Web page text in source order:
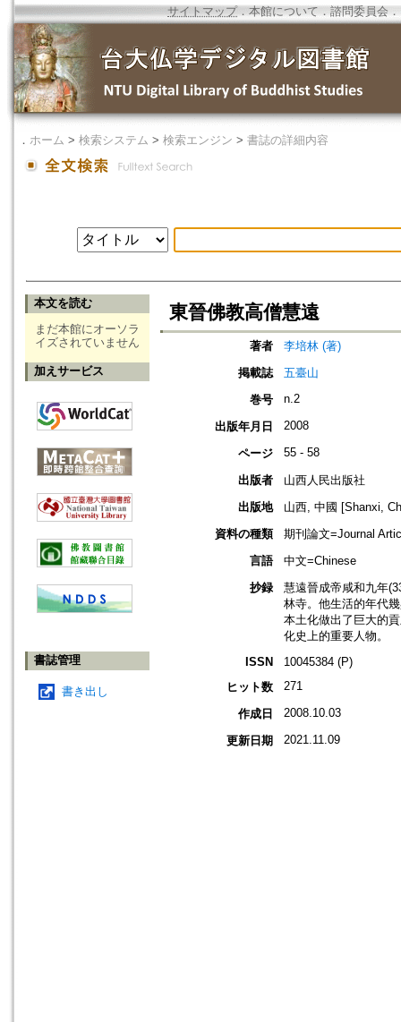
サイトマップ．本館について ． 諮問委員会 ．
． ホーム > 検索システム > 検索エンジン > 書誌の詳細内容
本文を読む
まだ本館にオーソラ
イズされていません
加えサービス
書誌管理
書き出し
東晉佛教高僧慧遠
著者
李培林 (著)
掲載誌
五臺山
巻号
n.2
出版年月日 2008
ページ 55 - 58
出版者
山西人民出版社
出版地
山西, 中國 [Shanxi,
資料の種類
期刊論文=Journal
言語
中文=Chinese
抄録
慧遠晉成帝咸和九年
林寺。他生活的年代
本土化做出了巨大的
化史上的重要人物。
ISSN
10045384 (P)
ヒット数
271
作成日 2008.10.03
更新日期 2021.11.09